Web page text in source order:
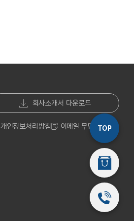
TOP
스마트스토
032-541-
회사소개서 다운로드
개인정보처리방침 이메일 무단수집거부